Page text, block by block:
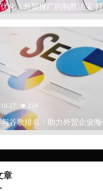
化：外贸推广的制胜法宝-
中的高排名网站
27 234
与谷歌排名：助力外贸企业
章